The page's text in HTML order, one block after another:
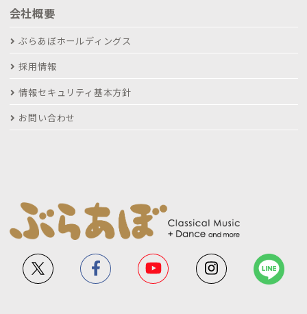
会社概要
ぶらあぼホールディングス
採用情報
情報セキュリティ基本方針
お問い合わせ